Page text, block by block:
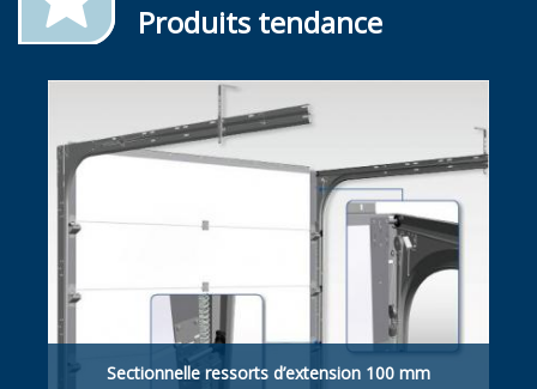
Produits tendance
Sectionnelle ressorts d’extension 100 mm